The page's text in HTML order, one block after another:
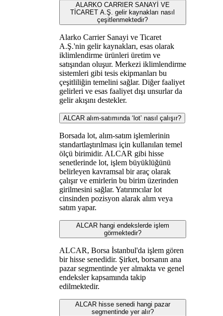
ALARKO CARRIER SANAYİ VE
TİCARET A.Ş. gelir kaynakları nasıl
çeşitlenmektedir?
Alarko Carrier Sanayi ve Ticaret
A.Ş.'nin gelir kaynakları, esas olarak
iklimlendirme ürünleri üretim ve
satışından oluşur. Merkezi iklimlendirme
sistemleri gibi tesis ekipmanları bu
çeşitliliğin temelini sağlar. Diğer faaliyet
gelirleri ve esas faaliyet dışı unsurlar da
gelir akışını destekler.
ALCAR alım-satımında ‘lot’ nasıl çalışır?
Borsada lot, alım-satım işlemlerinin
standartlaştırılması için kullanılan temel
ölçü birimidir. ALCAR gibi hisse
senetlerinde lot, işlem büyüklüğünü
belirleyen kavramsal bir araç olarak
çalışır ve emirlerin bu birim üzerinden
girilmesini sağlar. Yatırımcılar lot
cinsinden pozisyon alarak alım veya
satım yapar.
ALCAR hangi endekslerde işlem
görmektedir?
ALCAR, Borsa İstanbul'da işlem gören
bir hisse senedidir. Şirket, borsanın ana
pazar segmentinde yer almakta ve genel
endeksler kapsamında takip
edilmektedir.
ALCAR hisse senedi hangi pazar
segmentinde yer alır?